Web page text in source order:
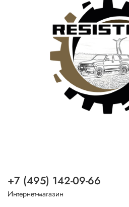
+7 (495) 142-09-66
Интернет-магазин